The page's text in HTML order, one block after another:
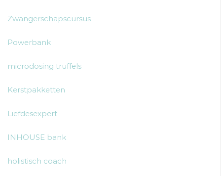
Zwangerschapscursus
Powerbank
microdosing truffels
Kerstpakketten
Liefdesexpert
INHOUSE bank
holistisch coach